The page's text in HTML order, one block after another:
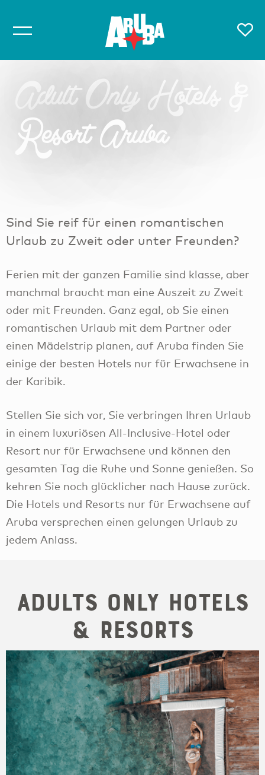
Adult Only Hotels &
Resort Aruba
Sind Sie reif für einen romantischen
Urlaub zu Zweit oder unter Freunden?
Ferien mit der ganzen Familie sind klasse, aber
manchmal braucht man eine Auszeit zu Zweit
oder mit Freunden. Ganz egal, ob Sie einen
romantischen Urlaub mit dem Partner oder
einen Mädelstrip planen, auf Aruba finden Sie
einige der besten Hotels nur für Erwachsene in
der Karibik.
Stellen Sie sich vor, Sie verbringen Ihren Urlaub
in einem luxuriösen All-Inclusive-Hotel oder
Resort nur für Erwachsene und können den
gesamten Tag die Ruhe und Sonne genießen. So
kehren Sie noch glücklicher nach Hause zurück.
Die Hotels und Resorts nur für Erwachsene auf
Aruba versprechen einen gelungen Urlaub zu
jedem Anlass.
Adults Only Hotels
& Resorts